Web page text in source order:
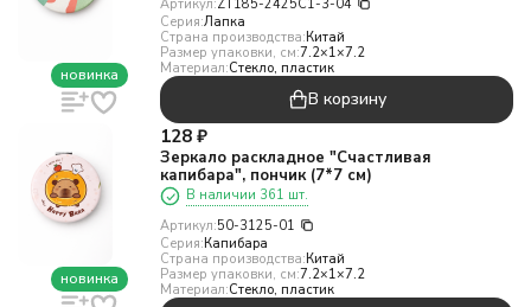
новинка
Артикул:ZT185-2425C1-3-04
Серия:Лапка
Страна производства:Китай
Размер упаковки, см:7.2×1×7.2
Материал:Стекло, пластик
В корзину
новинка
128 ₽
Зеркало раскладное "Счастливая
капибара", пончик (7*7 см)
В наличии 361 шт.
Артикул:50-3125-01
Серия:Капибара
Страна производства:Китай
Размер упаковки, см:7.2×1×7.2
Материал:Стекло, пластик